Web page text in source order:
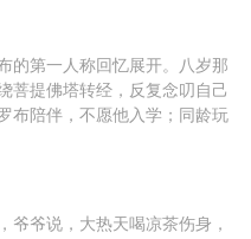
的第一人称回忆展开。八岁那
菩提佛塔转经，反复念叨自己
布陪伴，不愿他入学；同龄玩
爷爷说，大热天喝凉茶伤身，